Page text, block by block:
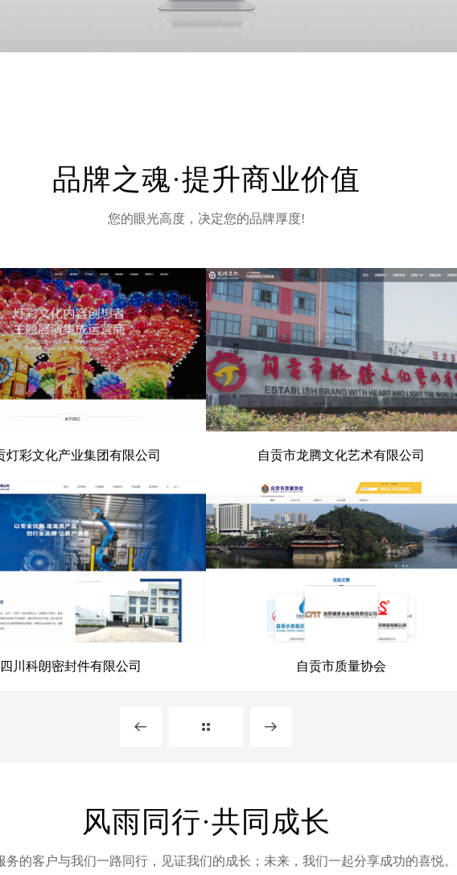
品牌之魂·提升商业价值
您的眼光高度，决定您的品牌厚度!
彩文化产业集团有限公司
灯彩文化产业集团有限公司
自贡市龙腾文化艺术有限公司
自贡市龙腾文化艺术有限公司
四川科朗密封件有限公司 自贡市质量协会
风雨同行·共同成长
务的客户与我们一路同行，见证我们的成长；未来，我们一起分享成功的喜悦。